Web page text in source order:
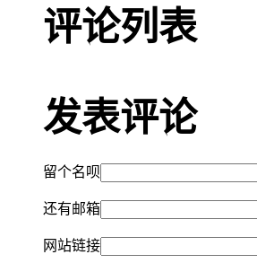
评论列表
发表评论
留个名呗
还有邮箱
网站链接